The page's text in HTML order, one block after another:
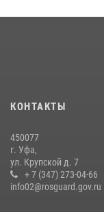
В Башкортостане
навыки
28 июля 2026, 11:10
КОНТАКТЫ
450077
г. Уфа,
ул. Крупской д. 7
+ 7 (347) 273-04-66
info02@rosguard.gov.ru